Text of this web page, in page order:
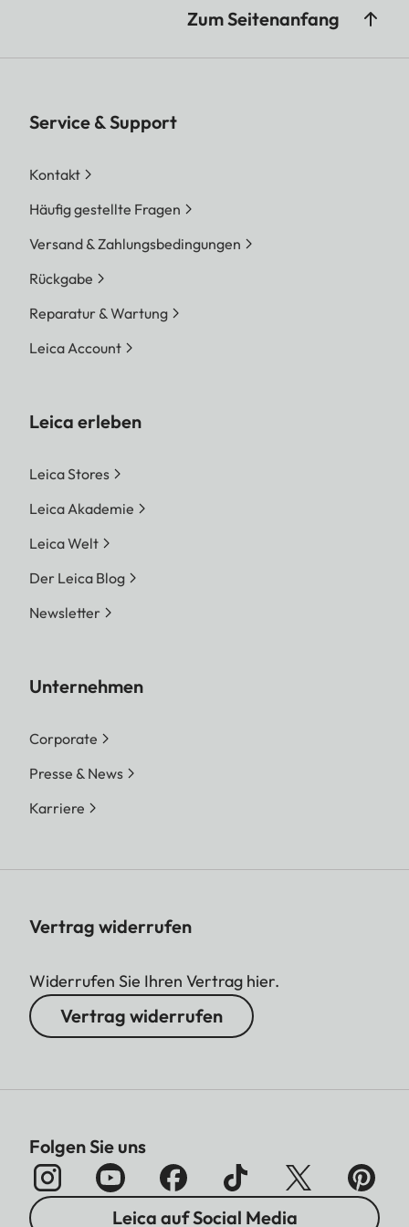
Zum Seitenanfang
Service & Support
Kontakt
Häufig gestellte Fragen
Versand & Zahlungsbedingungen
Rückgabe
Reparatur & Wartung
Leica Account
Leica erleben
Leica Stores
Leica Akademie
Leica Welt
Der Leica Blog
Newsletter
Unternehmen
Corporate
Presse & News
Karriere
Vertrag widerrufen
Widerrufen Sie Ihren Vertrag hier.
Vertrag widerrufen
Folgen Sie uns
Leica auf Social Media